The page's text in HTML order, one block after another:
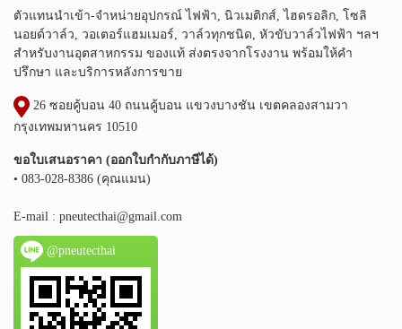
ตัวแทนนำเข้า-จำหน่ายอุปกรณ์ ไฟฟ้า, นิวเมติกส์, ไฮดรอลิก, โซลิ
นอยด์วาล์ว, วอเตอร์แฮมเมอร์, วาล์วทุกชนิด, หัวขับวาล์วไฟฟ้า ฯลฯ
สำหรับงานอุตสาหกรรม ของแท้ ส่งตรงจากโรงงาน พร้อมให้คำ
ปรึกษา และบริการหลังการขาย
26 ซอยคู้บอน 40 ถนนคู้บอน แขวงบางชัน เขตคลองสามวา
กรุงเทพมหานคร 10510
ขอใบเสนอราคา (ออกใบกำกับภาษีได้)
• 083-028-8386 (คุณแมน)
E-mail : pneutecthai@gmail.com
@pneutecthai